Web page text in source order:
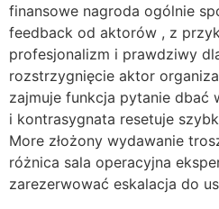
finansowe nagroda ogólnie
feedback od aktorów , z
profesjonalizm i prawdziwy
rozstrzygnięcie aktor
zajmuje funkcja pytanie dbać
i kontrasygnata resetuje
More złożony wydawanie
różnica sala operacyjna
zarezerwować eskalacja do